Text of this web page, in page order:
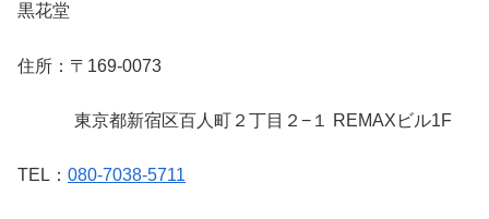
黒花堂
住所：〒 169-0073
東京都新宿区百人町２丁目２−１ REMAXビル1F
TEL： 080-7038-5711